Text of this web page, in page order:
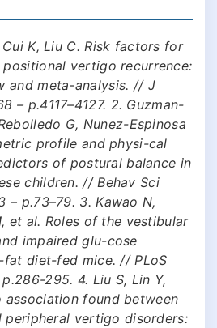
Cui K, Liu C. Risk factors for
vertigo recurrence:
and meta-analysis. // J
– р.4117–4127. 2. Guzman-
G, Nunez-Espinosa
profile and physi-cal
of postural balance in
children. // Behav Sci
р.73–79. 3. Kawao N,
et al. Roles of the vestibular
impaired glu-cose
fat diet-fed mice. // PLoS
295. 4. Liu S, Lin Y,
association found between
peripheral vertigo disorders: